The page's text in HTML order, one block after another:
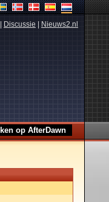
Discussie Nieuws2.nl